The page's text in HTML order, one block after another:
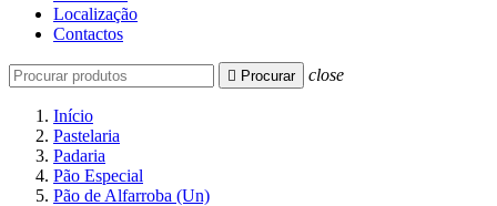
Localização
Contactos
 Procurar close
Início
Pastelaria
Padaria
Pão Especial
Pão de Alfarroba (Un)